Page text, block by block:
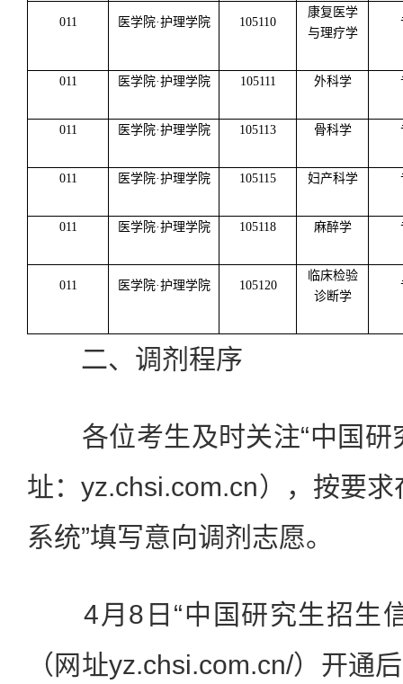
011 医学院·护理学院 105110
康复医学
与理疗学
011 医学院·护理学院 105111 外科学
011 医学院·护理学院 105113 骨科学
011 医学院·护理学院 105115 妇产科学
011 医学院·护理学院 105118 麻醉学
011 医学院·护理学院 105120
临床检验
诊断学
二、调剂程序
各位考生及时关注“中国研
址：yz.chsi.com.cn），按要求
系统”填写意向调剂志愿。
4月8日“中国研究生招生信
（网址yz.chsi.com.cn/）开通